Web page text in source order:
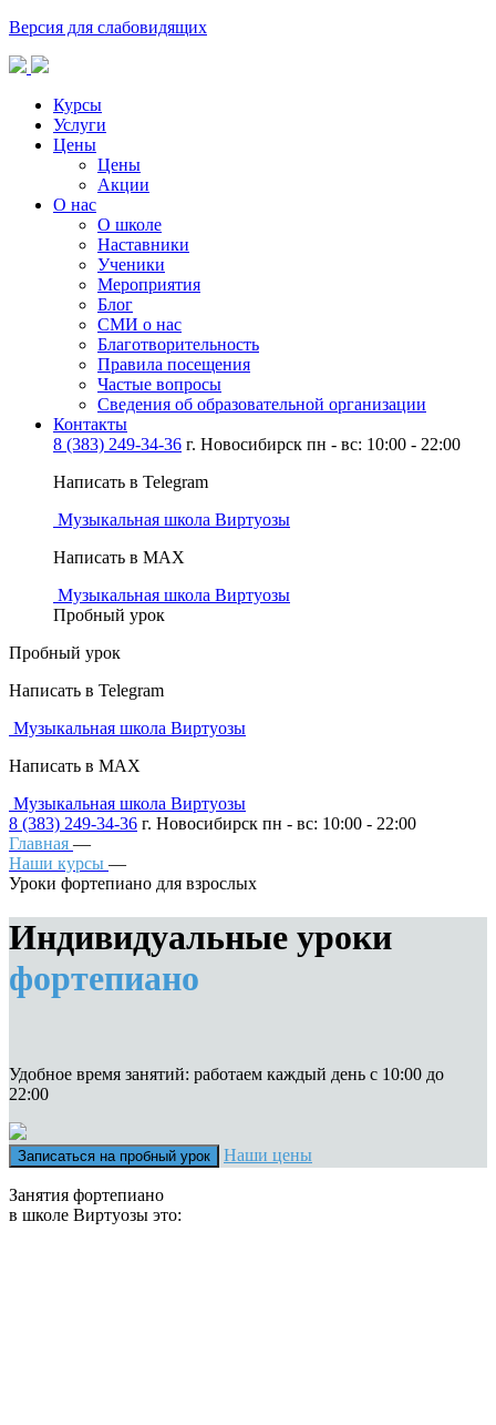
Версия для слабовидящих
Курсы
Услуги
Цены
Цены
Акции
О нас
О школе
Наставники
Ученики
Мероприятия
Блог
СМИ о нас
Благотворительность
Правила посещения
Частые вопросы
Сведения об образовательной организации
Контакты
8 (383) 249-34-36 г. Новосибирск пн - вс: 10:00 - 22:00
Написать в Telegram
Музыкальная школа Виртуозы
Написать в MAX
Музыкальная школа Виртуозы
Пробный урок
Пробный урок
Написать в Telegram
Музыкальная школа Виртуозы
Написать в MAX
Музыкальная школа Виртуозы
8 (383) 249-34-36 г. Новосибирск пн - вс: 10:00 - 22:00
Главная —
Наши курсы —
Уроки фортепиано для взрослых
Индивидуальные уроки
фортепиано
Удобное время занятий: работаем каждый день с 10:00 до
22:00
Записаться на пробный урок Наши цены
Занятия фортепиано
в школе Виртуозы это: